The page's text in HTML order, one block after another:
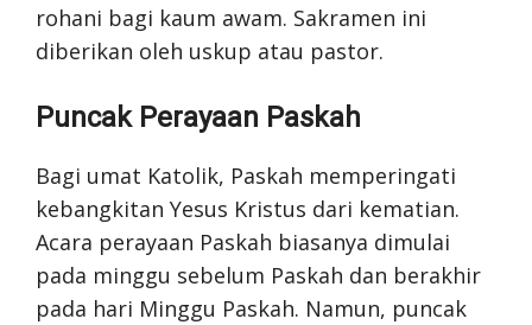
rohani bagi kaum awam. Sakramen ini
diberikan oleh uskup atau pastor.
Puncak Perayaan Paskah
Bagi umat Katolik, Paskah memperingati
kebangkitan Yesus Kristus dari kematian.
Acara perayaan Paskah biasanya dimulai
pada minggu sebelum Paskah dan berakhir
pada hari Minggu Paskah. Namun, puncak